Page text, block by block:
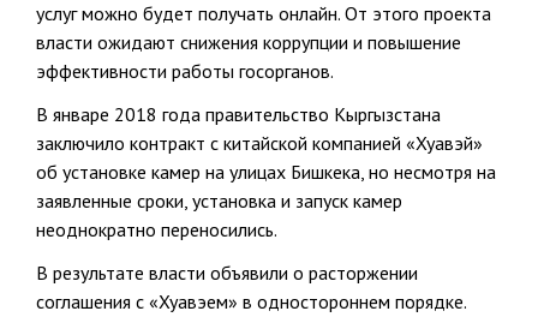
услуг можно будет получать онлайн. От этого проекта
власти ожидают снижения коррупции и повышение
эффективности работы госорганов.
В январе 2018 года правительство Кыргызстана
заключило контракт с китайской компанией «Хуавэй»
об установке камер на улицах Бишкека, но несмотря на
заявленные сроки, установка и запуск камер
неоднократно переносились.
В результате власти объявили о расторжении
соглашения с «Хуавэем» в одностороннем порядке.